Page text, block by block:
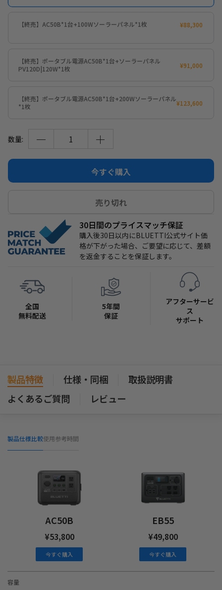
【ソーラー充電対応】
AC充電、ソーラー充電、シガーソケットからカー充電、発電機
から充電、B80バッテリー、またはデュアル（AC + ソーラー）
【スマホアプリでコントロール】
BLUETTIアプリで遠隔操作やリアルタイム状態モニター、高度
5年間保証、無償で修理・回収サービスを提供
【終売】AC50B*1台+100Wソーラーパネル*1枚 ¥88,300
【終売】ポータブル電源AC50B*1台+ソーラーパネル
PV120D|120W*1枚
¥91,000
【終売】ポータブル電源AC50B*1台+200Wソーラーパネル
*1枚
¥123,600
数量:
今すぐ購入
売り切れ
30日間のプライスマッチ保証
購入後30日以内にBLUETTI公式サイト価
格が下がった場合、ご要望に応じて、差額
を返金することを保証します。
全国
無料配送
5年間
保証
アフターサービ
ス
サポート
製品特徴 仕様・同梱
取扱説明書
よくあるご質問
レビュー
製品仕様比較使用参考時間
AC50B
¥53,800
今すぐ購入
容量
EB55
¥49,800
今すぐ購入